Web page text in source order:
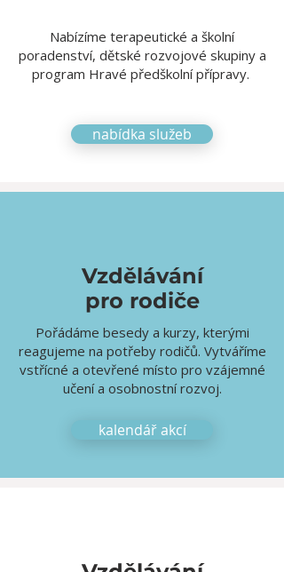
Nabízíme terapeutické a školní
poradenství, dětské rozvojové skupiny a
program Hravé předškolní přípravy.
nabídka služeb
Vzdělávání
pro rodiče
Pořádáme besedy a kurzy, kterými
reagujeme na potřeby rodičů. Vytváříme
vstřícné a otevřené místo pro vzájemné
učení a osobnostní rozvoj.
kalendář akcí